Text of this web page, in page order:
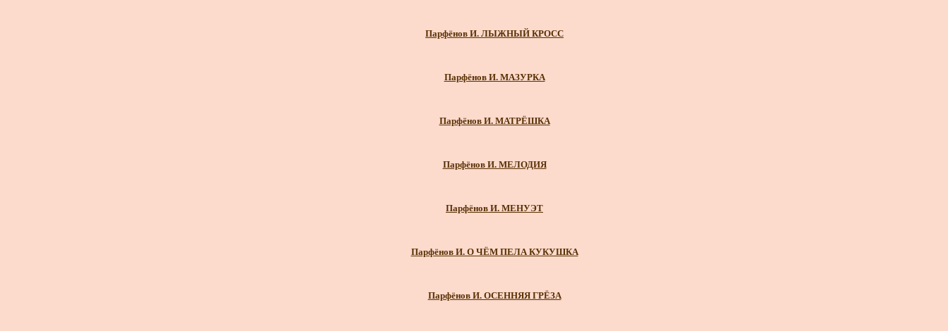
Парфёнов И. ЛЫЖНЫЙ КРОСС
Парфёнов И. МАЗУРКА
Парфёнов И. МАТРЁШКА
Парфёнов И. МЕЛОДИЯ
Парфёнов И. МЕНУЭТ
Парфёнов И. О ЧЁМ ПЕЛА КУКУШКА
Парфёнов И. ОСЕННЯЯ ГРЁЗА